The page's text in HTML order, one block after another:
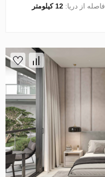
فاصله از دریا:12 کیلومتر